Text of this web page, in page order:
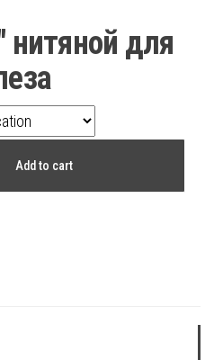
нитяной для
Add to cart